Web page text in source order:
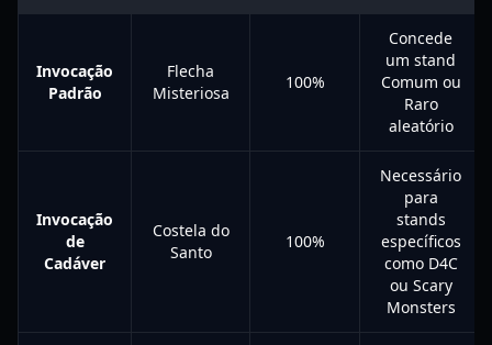
Invocação
Padrão
Flecha
Misteriosa
100%
Concede
um stand
Comum ou
Raro
aleatório
Invocação
de
Cadáver
Costela do
Santo
100%
Necessário
para
stands
específicos
como D4C
ou Scary
Monsters